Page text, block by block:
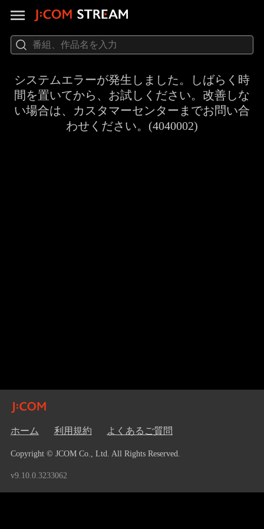
システムエラーが発生しました。しばらく時
間を置いてから、お試しください。改善しな
い場合は、カスタマーセンターまでお問い合
わせください。(4040002)
ホーム 利用規約 よくあるご質問
Copyright © JCOM Co., Ltd. All Rights Reserved.
v9.10.0.3233062